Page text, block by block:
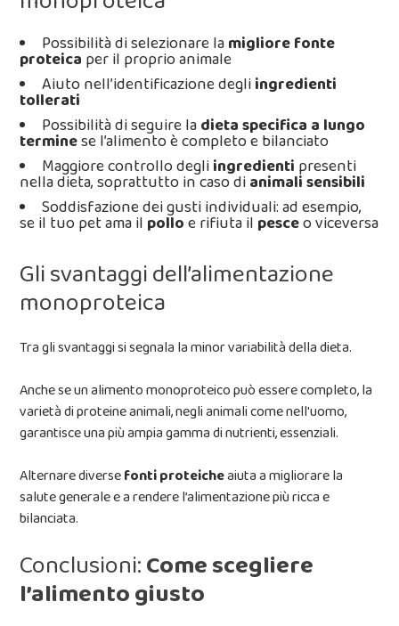
Possibilità di selezionare lamigliore fonte
proteica per il proprio animale
Aiuto nell’identificazione degliingredienti
tollerati
Possibilità di seguire ladieta specifica a lungo
terminese l’alimento è completo e bilanciato
Maggiore controllo degliingredienti presenti
nella dieta, soprattutto in caso dianimali sensibili
Soddisfazione dei gusti individuali: ad esempio,
se il tuo pet ama il polloe rifiuta il pesceo viceversa
Gli svantaggi dell’alimentazione
monoproteica
Tra gli svantaggi si segnala la minor variabilità della dieta.
Anche se un alimento monoproteico può essere completo, la
varietà di proteine animali, negli animali come nell'uomo,
garantisce una più ampia gamma di nutrienti, essenziali.
Alternare diversefonti proteicheaiuta a migliorare la
salute generale e a rendere l’alimentazione più ricca e
bilanciata.
Conclusioni:Come scegliere
l’alimento giusto